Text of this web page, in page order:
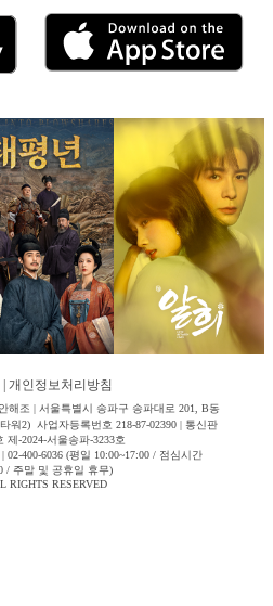
개인정보처리방침
해조 | 서울특별시 송파구 송파대로 201, B동
워2) 사업자등록번호 218-87-02390 | 통신판
제-2024-서울송파-3233호
02-400-6036 (평일 10:00~17:00 / 점심시간
/ 주말 및 공휴일 휴무)
RIGHTS RESERVED